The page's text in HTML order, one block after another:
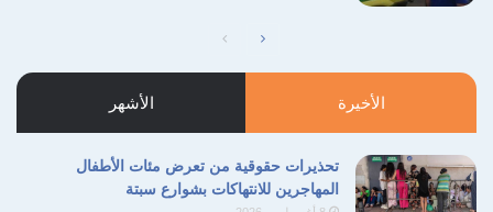
الصفحة
السابقة
الصفحة
التالية
الأخيرة الأشهر
تحذيرات حقوقية من تعرض مئات الأطفال
المهاجرين للانتهاكات بشوارع سبتة